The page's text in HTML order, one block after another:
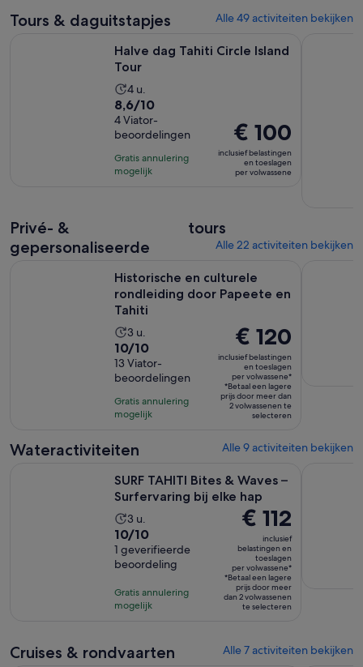
Tours & daguitstapjes Alle 49 activiteiten bekijken
Halve dag Tahiti Circle Island
Tour
De
activiteit
duurt
4
uur
4 u.
8.6
van
10
met
4
8,6/10
4 Viator-
beoordelingen
Gratis annulering
mogelijk
De
prijs
is
€ 100
€ 100
inclusief belastingen
en toeslagen
per volwassene
Privé- &
gepersonaliseerde
tours
Alle 22 activiteiten bekijken
Historische en culturele
rondleiding door Papeete en
Tahiti
De
activiteit
duurt
3
uur
3 u.
10.0
van
10
met
13
10/10
13 Viator-
beoordelingen
Gratis annulering
mogelijk
De
prijs
is
€ 120
per
volwassene*
€ 120
inclusief belastingen
en toeslagen
per volwassene*
*Betaal een lagere
prijs door meer dan
2 volwassenen te
selecteren
Wateractiviteiten Alle 9 activiteiten bekijken
SURF TAHITI Bites & Waves –
Surfervaring bij elke hap
De
activiteit
duurt
3
uur
3 u.
10.0
van
10
1
10/10
1 geverifieerde
beoordeling
Gratis annulering
mogelijk
De
prijs
is
€ 112
per
volwassene*
€ 112
inclusief
belastingen en
toeslagen
per volwassene*
*Betaal een lagere
prijs door meer
dan 2 volwassenen
te selecteren
Cruises & rondvaarten Alle 7 activiteiten bekijken